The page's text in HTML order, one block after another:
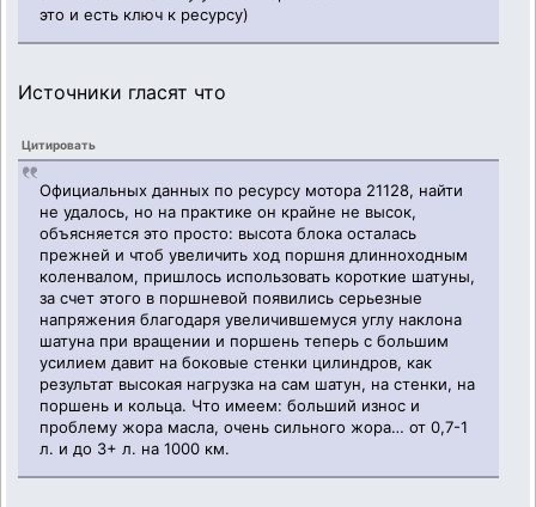
это и есть ключ к ресурсу)
Источники гласят что
Цитировать
Официальных данных по ресурсу мотора 21128, найти
не удалось, но на практике он крайне не высок,
объясняется это просто: высота блока осталась
прежней и чтоб увеличить ход поршня длинноходным
коленвалом, пришлось использовать короткие шатуны,
за счет этого в поршневой появились серьезные
напряжения благодаря увеличившемуся углу наклона
шатуна при вращении и поршень теперь с большим
усилием давит на боковые стенки цилиндров, как
результат высокая нагрузка на сам шатун, на стенки, на
поршень и кольца. Что имеем: больший износ и
проблему жора масла, очень сильного жора… от 0,7-1
л. и до 3+ л. на 1000 км.